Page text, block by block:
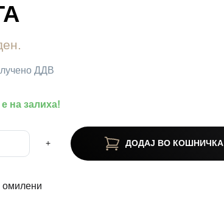
ДДВ
на залиха!
+ ДОДАЈ ВО КОШНИЧКА
омилени